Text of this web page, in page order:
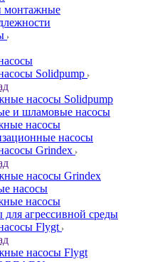
монтажные
Solidpump
насосы Solidpump
и шламовые насосы
насосы
насосы
Grindex
насосы Grindex
насосы
насосы
для агрессивной среды
Flygt
насосы Flygt